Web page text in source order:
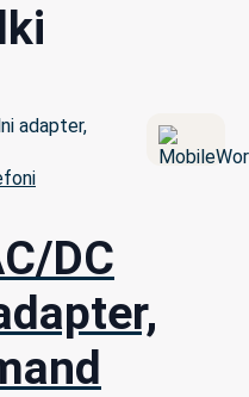
DC